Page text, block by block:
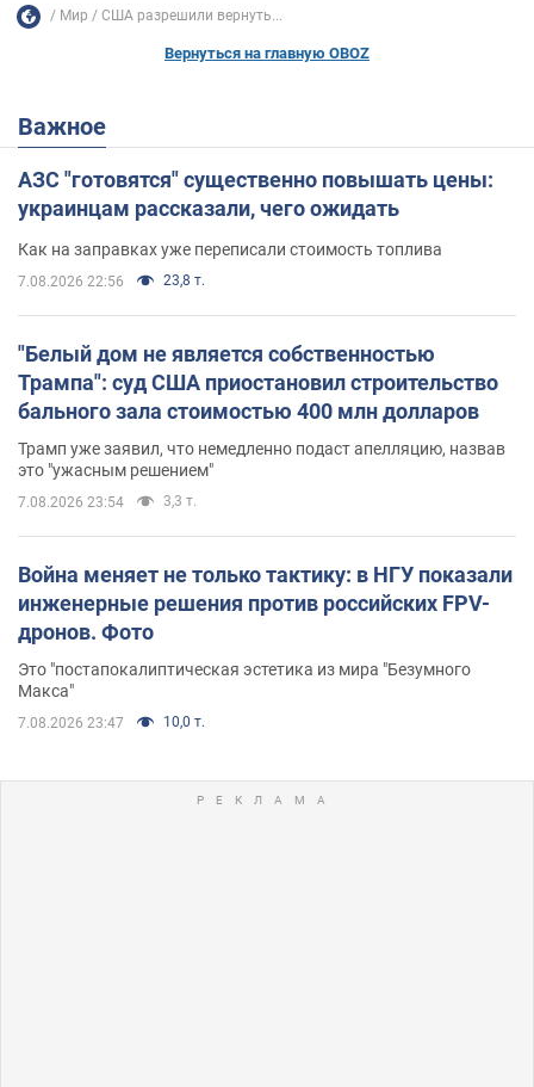
Мир США разрешили вернуть...
Вернуться на главную OBOZ
Важное
АЗС "готовятся" существенно повышать цены:
украинцам рассказали, чего ожидать
Как на заправках уже переписали стоимость топлива
7.08.2026 22:56 23,8 т.
"Белый дом не является собственностью
Трампа": суд США приостановил строительство
бального зала стоимостью 400 млн долларов
Трамп уже заявил, что немедленно подаст апелляцию, назвав
это "ужасным решением"
7.08.2026 23:54 3,3 т.
Война меняет не только тактику: в НГУ показали
инженерные решения против российских FPV-
дронов. Фото
Это "постапокалиптическая эстетика из мира "Безумного
Макса"
7.08.2026 23:47 10,0 т.